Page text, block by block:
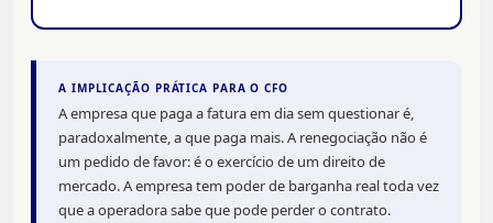
A IMPLICAÇÃO PRÁTICA PARA O CFO
A empresa que paga a fatura em dia sem questionar é,
paradoxalmente, a que paga mais. A renegociação não é
um pedido de favor: é o exercício de um direito de
mercado. A empresa tem poder de barganha real toda vez
que a operadora sabe que pode perder o contrato.